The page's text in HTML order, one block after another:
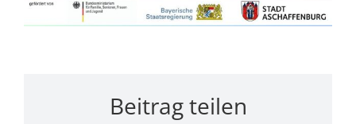
Beitrag teilen